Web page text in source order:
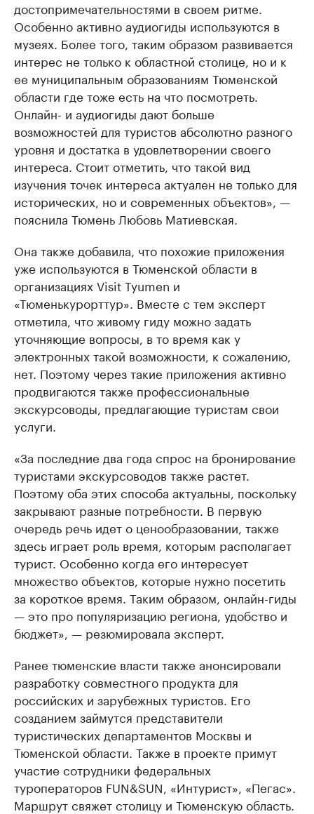
достопримечательностями в своем ритме.
Особенно активно аудиогиды используются в
музеях. Более того, таким образом развивается
интерес не только к областной столице, но и к
ее муниципальным образованиям Тюменской
области где тоже есть на что посмотреть.
Онлайн- и аудиогиды дают больше
возможностей для туристов абсолютно разного
уровня и достатка в удовлетворении своего
интереса. Стоит отметить, что такой вид
изучения точек интереса актуален не только для
исторических, но и современных объектов», —
пояснила Тюмень Любовь Матиевская.
Она также добавила, что похожие приложения
уже используются в Тюменской области в
организациях Visit Tyumen и
«Тюменькурорттур». Вместе с тем эксперт
отметила, что живому гиду можно задать
уточняющие вопросы, в то время как у
электронных такой возможности, к сожалению,
нет. Поэтому через такие приложения активно
продвигаются также профессиональные
экскурсоводы, предлагающие туристам свои
услуги.
«За последние два года спрос на бронирование
туристами экскурсоводов также растет.
Поэтому оба этих способа актуальны, поскольку
закрывают разные потребности. В первую
очередь речь идет о ценообразовании, также
здесь играет роль время, которым располагает
турист. Особенно когда его интересует
множество объектов, которые нужно посетить
за короткое время. Таким образом, онлайн-гиды
— это про популяризацию региона, удобство и
бюджет», — резюмировала эксперт.
Ранее тюменские власти также анонсировали
разработку совместного продукта для
российских и зарубежных туристов. Его
созданием займутся представители
туристических департаментов Москвы и
Тюменской области. Также в проекте примут
участие сотрудники федеральных
туроператоров FUN&SUN, «Интурист», «Пегас».
Маршрут свяжет столицу и Тюменскую область.